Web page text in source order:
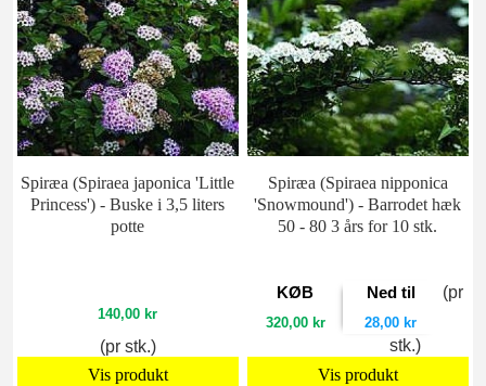
Spiræa (Spiraea japonica 'Little
Princess') - Buske i 3,5 liters
potte
140,00 kr
(pr stk.)
Vis produkt
Spiræa (Spiraea nipponica
'Snowmound') - Barrodet hæk
50 - 80 3 års for 10 stk.
KØB
320,00 kr
Ned til
28,00 kr
(pr
stk.)
Vis produkt